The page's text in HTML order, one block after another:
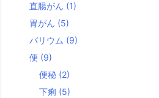
直腸がん (1)
胃がん (5)
バリウム (9)
便 (9)
便秘 (2)
下痢 (5)